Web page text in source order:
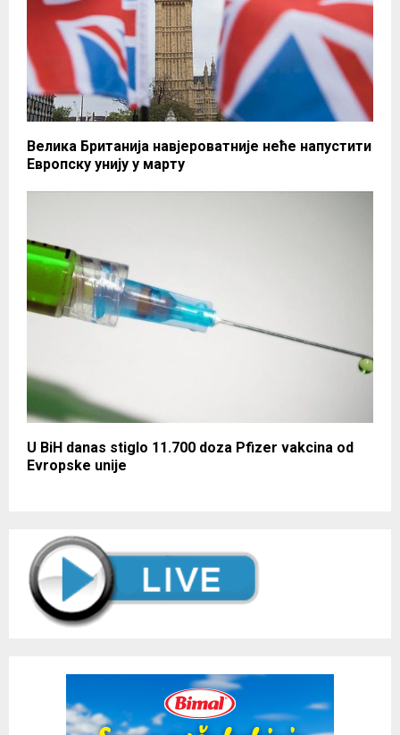
Велика Британија навјероватније неће напустити
Европску унију у марту
U BiH danas stiglo 11.700 doza Pfizer vakcina od
Evropske unije